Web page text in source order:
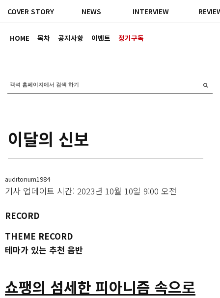
HOME 목차 공지사항 이벤트 정기구독
COVER STORY NEWS INTERVIEW
이달의 신보
auditorium1984
기사 업데이트 시간: 2023년 10월 10일 9:00 오전
RECORD
THEME RECORD
테마가 있는 추천 음반
쇼팽의 섬세한 피아니즘 속으로